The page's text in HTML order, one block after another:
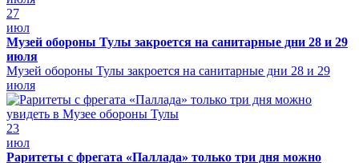
27
июл
Музей обороны Тулы закроется на санитарные дни 28 и 29
июля
Музей обороны Тулы закроется на санитарные дни 28 и 29
июля
23
июл
Раритеты с фрегата «Паллада» только три дня можно